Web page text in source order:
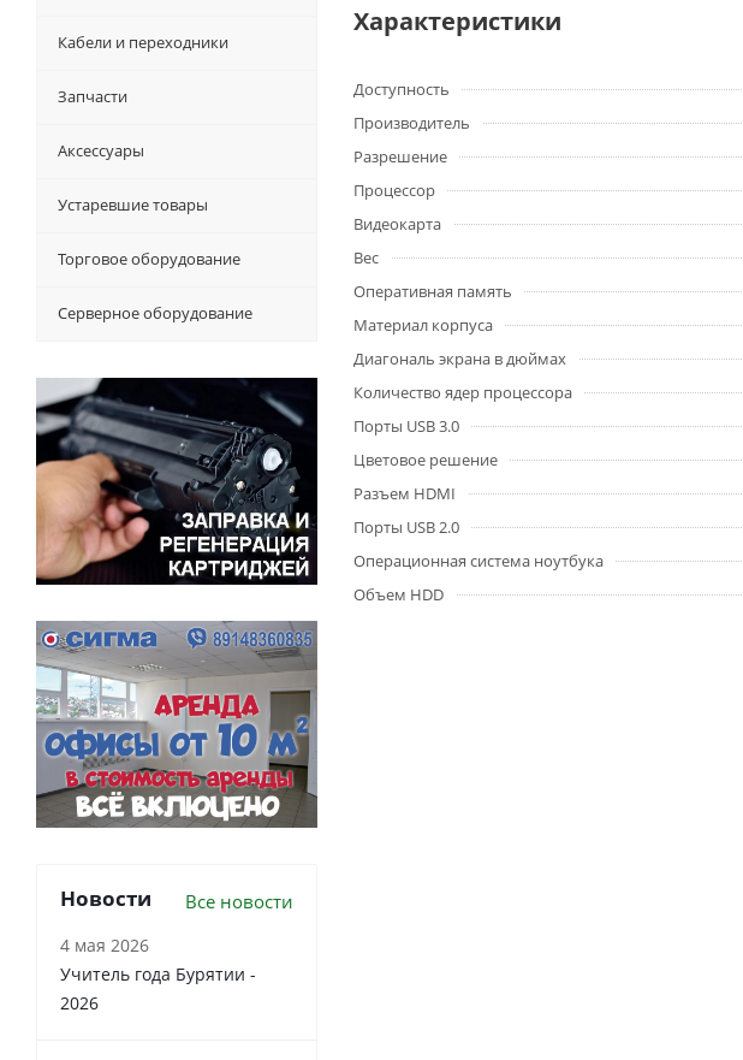
Характеристики
Доступность
Производитель
Разрешение
Процессор
Видеокарта
Вес
Оперативная память
Материал корпуса
Диагональ экрана в дюймах
Количество ядер процессора
Порты USB 3.0
Цветовое решение
Разъем HDMI
Порты USB 2.0
Операционная система ноутбука
Объем HDD
Кабели и переходники
Запчасти
Аксессуары
Устаревшие товары
Торговое оборудование
Серверное оборудование
Новости Все новости
4 мая 2026
Учитель года Бурятии -
2026